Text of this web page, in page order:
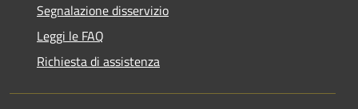
Segnalazione disservizio
Leggi le FAQ
Richiesta di assistenza